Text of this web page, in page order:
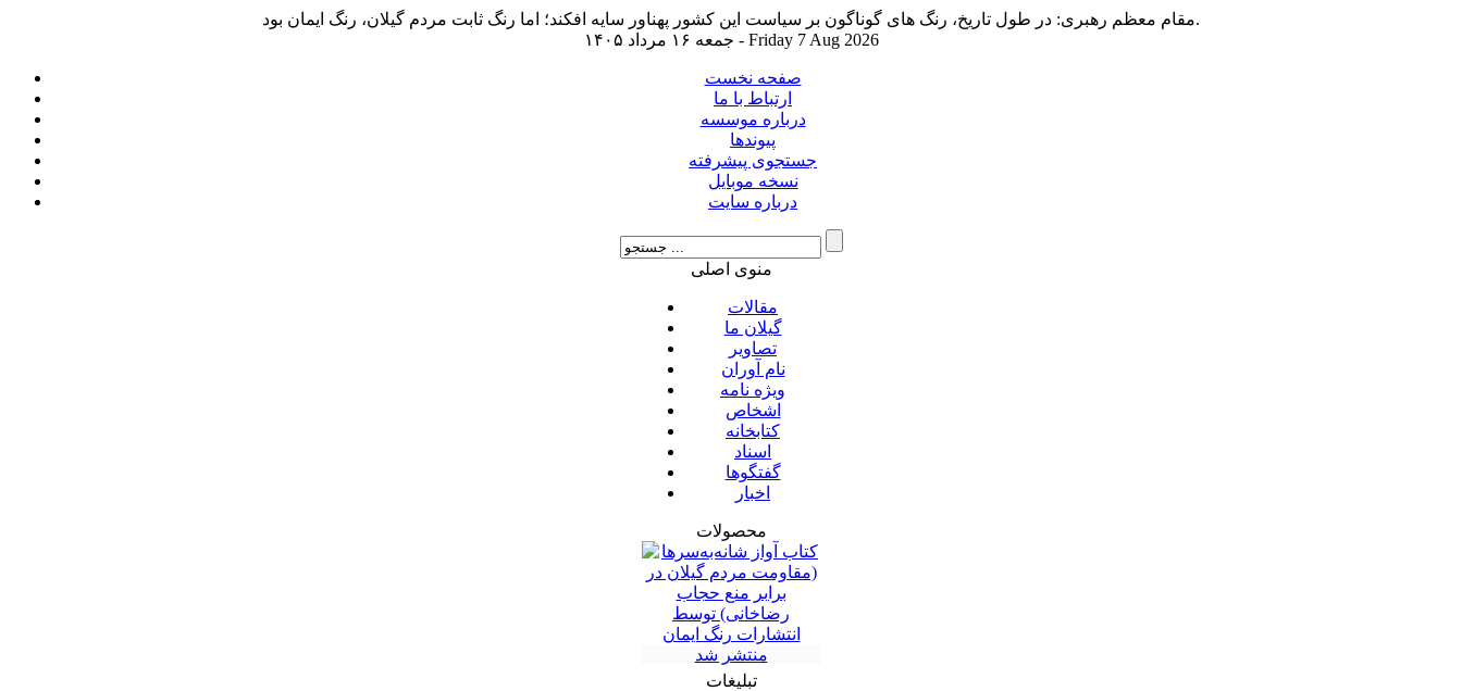
مقام معظم رهبری: در طول تاریخ، رنگ های گوناگون بر سیاست این کشور پهناور سایه افکند؛ اما رنگ ثابت مردم گیلان، رنگ ایمان بود.
جمعه ۱۶ مرداد ۱۴۰۵ - Friday 7 Aug 2026
صفحه نخست
ارتباط با ما
درباره موسسه
پیوندها
جستجوی پیشرفته
نسخه موبایل
درباره سایت
منوی اصلی
مقالات
گیلان ما
تصاویر
نام آوران
ویژه نامه
اشخاص
کتابخانه
اسناد
گفتگوها
اخبار
محصولات
تبلیغات